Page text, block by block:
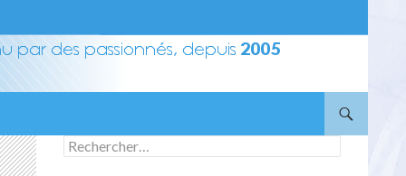
Rechercher :